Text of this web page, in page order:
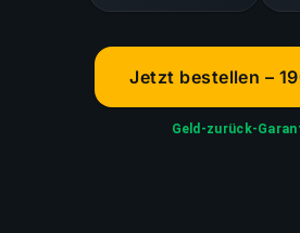
Jetzt bestellen –
Geld-zurück-